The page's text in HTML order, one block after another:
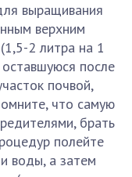
выращивания
верхним
2 литра на 1
после
почвой,
что самую
брать
полейте
воды, а затем